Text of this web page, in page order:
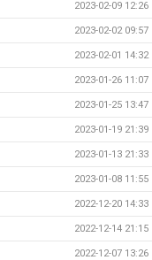
2023-02-09 12:26
2023-02-02 09:57
2023-02-01 14:32
2023-01-26 11:07
2023-01-25 13:47
2023-01-19 21:39
2023-01-13 21:33
2023-01-08 11:55
2022-12-20 14:33
2022-12-14 21:15
2022-12-07 13:26